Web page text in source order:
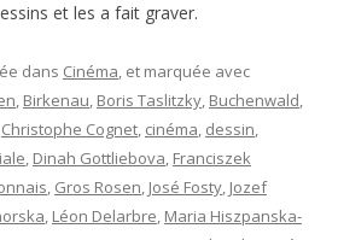
et les a fait graver.
dans Cinéma, et marquée avec
, Birkenau, Boris Taslitzky, Buchenwald,
Christophe Cognet, cinéma, dessin,
, Dinah Gottliebova, Franciszek
, Gros Rosen, José Fosty, Jozef
, Léon Delarbre, Maria Hiszpanska-